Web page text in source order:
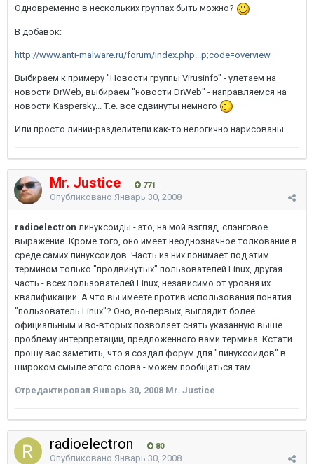
Одновременно в нескольких группах быть можно?
В добавок:
http://www.anti-malware.ru/forum/index.php...p;code=overview
Выбираем к примеру "Новости группы Virusinfo" - улетаем на
новости DrWeb, выбираем "новости DrWeb" - направляемся на
новости Kaspersky... Т.е. все сдвинуты немного
Или просто линии-разделители как-то нелогично нарисованы...
Mr. Justice 771
Опубликовано Январь 30, 2008
radioelectron линуксоиды - это, на мой взгляд, слэнговое
выражение. Кроме того, оно имеет неоднозначное толкование в
среде самих линуксоидов. Часть из них понимает под этим
термином только "продвинутых" пользователей Linux, другая
часть - всех пользователей Linux, независимо от уровня их
квалификации. А что вы имеете против использования понятия
"пользователь Linux"? Оно, во-первых, выглядит более
официальным и во-вторых позволяет снять указанную выше
проблему интерпретации, предложенного вами термина. Кстати
прошу вас заметить, что я создал форум для "линуксоидов" в
широком смыле этого слова - можем пообщаться там.
Отредактировал Январь 30, 2008 Mr. Justice
radioelectron 80
Опубликовано Январь 30, 2008